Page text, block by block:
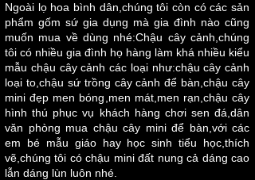
Ngoài lọ hoa bình dân,chúng tôi còn có các sản
phẩm gốm sứ gia dụng mà gia đình nào cũng
muốn mua về dùng nhé:Chậu cây cảnh,chúng
tôi có nhiều gia đình họ hàng làm khá nhiều kiểu
mẫu chậu cây cảnh các loại như:chậu cây cảnh
loại to,chậu sứ trồng cây cảnh để bàn,chậu cây
mini đẹp men bóng,men mát,men rạn,chậu cây
hình thú phục vụ khách hàng chơi sen đá,dân
văn phòng mua chậu cây mini để bàn,với các
em bé mẫu giáo hay học sinh tiểu học,thích
vẽ,chúng tôi có chậu mini đất nung cả dáng cao
lẫn dáng lùn luôn nhé.